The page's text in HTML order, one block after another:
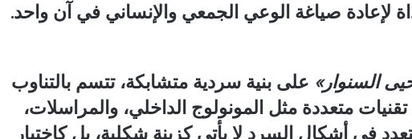
لإعادة صياغة الوعي الجمعي والإنساني في آن واحد.
السنوار» على بنية سردية متشابكة، تتسم بالتناوب
متعددة مثل المونولوج الداخلي، والمراسلات،
في أشكال السرد لا يأتي كزينة شكلية، بل كاختيار